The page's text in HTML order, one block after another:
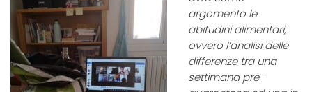
argomento le
abitudini alimentari,
ovvero l’analisi delle
differenze tra una
settimana pre-